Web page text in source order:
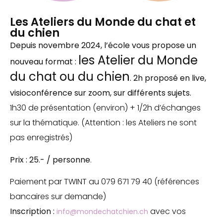
Les Ateliers du Monde du chat et
du chien
Depuis novembre 2024, l’école vous propose un
nouveau format : les Atelier du Monde
du chat ou du chien. 2h proposé en live,
visioconférence sur zoom, sur différents sujets.
1h30 de présentation (environ) + 1/2h d’échanges
sur la thématique. (Attention : les Ateliers ne sont
pas enregistrés)
Prix : 25.- / personne.
Paiement par TWINT au 079 671 79 40 (références
bancaires sur demande)
Inscription : info@mondechatchien.ch avec vos